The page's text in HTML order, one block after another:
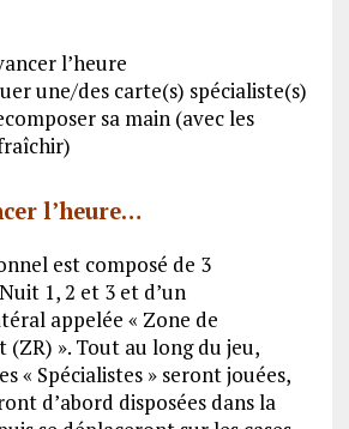
l’heure
une/des carte(s) spécialiste(s)
sa main (avec les
l’heure…
est composé de 3
1, 2 et 3 et d’un
appelée « Zone de
(ZR) ». Tout au long du jeu,
« Spécialistes » seront jouées,
d’abord disposées dans la